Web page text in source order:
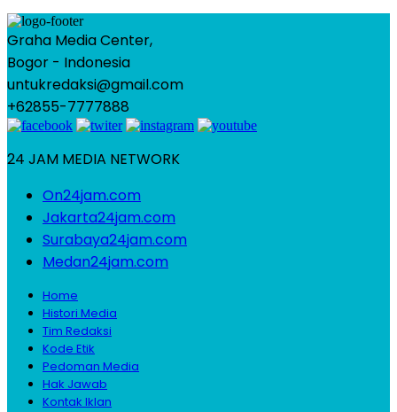
Graha Media Center,
Bogor - Indonesia
untukredaksi@gmail.com
+62855-7777888
24 JAM MEDIA NETWORK
On24jam.com
Jakarta24jam.com
Surabaya24jam.com
Medan24jam.com
Home
Histori Media
Tim Redaksi
Kode Etik
Pedoman Media
Hak Jawab
Kontak Iklan